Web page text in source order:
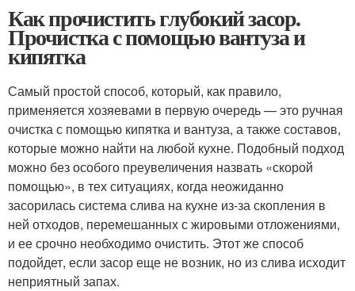
Как прочистить глубокий засор.
Прочистка с помощью вантуза и
кипятка
Самый простой способ, который, как правило,
применяется хозяевами в первую очередь — это ручная
очистка с помощью кипятка и вантуза, а также составов,
которые можно найти на любой кухне. Подобный подход
можно без особого преувеличения назвать «скорой
помощью», в тех ситуациях, когда неожиданно
засорилась система слива на кухне из-за скопления в
ней отходов, перемешанных с жировыми отложениями,
и ее срочно необходимо очистить. Этот же способ
подойдет, если засор еще не возник, но из слива исходит
неприятный запах.